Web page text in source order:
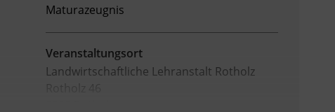
Maturazeugnis
Veranstaltungsort
Landwirtschaftliche Lehranstalt Rotholz
Rotholz 46